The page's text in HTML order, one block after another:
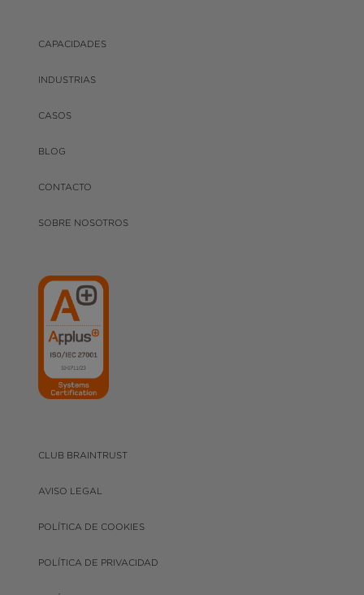
CAPACIDADES
INDUSTRIAS
CASOS
BLOG
CONTACTO
SOBRE NOSOTROS
CLUB BRAINTRUST
AVISO LEGAL
POLÍTICA DE COOKIES
POLÍTICA DE PRIVACIDAD